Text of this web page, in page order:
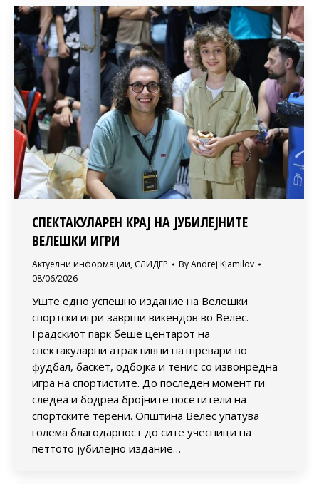
СПЕКТАКУЛАРЕН КРАЈ НА ЈУБИЛЕЈНИТЕ
ВЕЛЕШКИ ИГРИ
Актуелни информации, СЛИДЕР ByAndrej Kjamilov
08/06/2026
Уште едно успешно издание на Велешки
спортски игри заврши викендов во Велес.
Градскиот парк беше центарот на
спектакуларни атрактивни натпревари во
фудбал, баскет, одбојка и тенис со извонредна
игра на спортистите. До последен момент ги
следеа и бодреа бројните посетители на
спортските терени. Општина Велес упатува
голема благодарност до сите учесници на
петтото јубилејно издание…